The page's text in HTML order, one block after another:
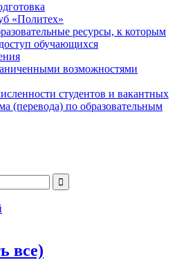
«Политех»
ресурсы, к которым
обучающихся
возможностями
студентов и вакантных
(перевода) по образовательным
все)